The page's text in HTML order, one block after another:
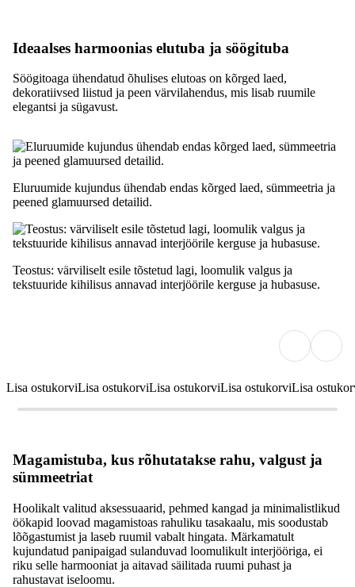
Ideaalses harmoonias elutuba ja söögituba
Söögitoaga ühendatud õhulises elutoas on kõrged laed,
dekoratiivsed liistud ja peen värvilahendus, mis lisab ruumile
elegantsi ja sügavust.
Eluruumide kujundus ühendab endas kõrged laed, sümmeetria ja
peened glamuursed detailid.
Teostus: värviliselt esile tõstetud lagi, loomulik valgus ja
tekstuuride kihilisus annavad interjöörile kerguse ja hubasuse.
Lisa ostukorviLisa ostukorviLisa ostukorviLisa ostukorviLisa
Magamistuba, kus rõhutatakse rahu, valgust ja
sümmeetriat
Hoolikalt valitud aksessuaarid, pehmed kangad ja minimalistlikud
öökapid loovad magamistoas rahuliku tasakaalu, mis soodustab
lõõgastumist ja laseb ruumil vabalt hingata. Märkamatult
kujundatud panipaigad sulanduvad loomulikult interjööriga, ei
riku selle harmooniat ja aitavad säilitada ruumi puhast ja
rahustavat iseloomu.